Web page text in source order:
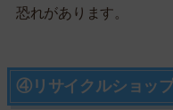
恐れがあります。
④リサイクルショッ